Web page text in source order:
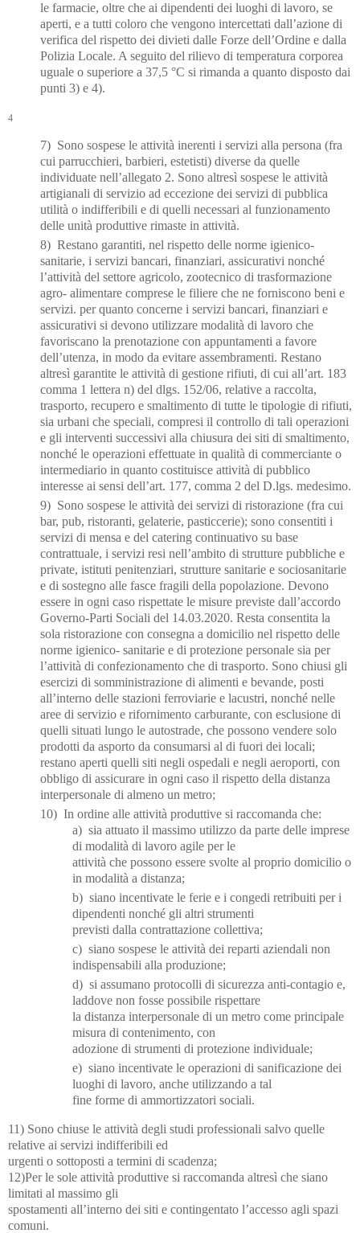
le farmacie, oltre che ai dipendenti dei luoghi di lavoro, se
aperti, e a tutti coloro che vengono intercettati dall’azione di
verifica del rispetto dei divieti dalle Forze dell’Ordine e dalla
Polizia Locale. A seguito del rilievo di temperatura corporea
uguale o superiore a 37,5 °C si rimanda a quanto disposto dai
punti 3) e 4).
4
7) Sono sospese le attività inerenti i servizi alla persona (fra
cui parrucchieri, barbieri, estetisti) diverse da quelle
individuate nell’allegato 2. Sono altresì sospese le attività
artigianali di servizio ad eccezione dei servizi di pubblica
utilità o indifferibili e di quelli necessari al funzionamento
delle unità produttive rimaste in attività.
8) Restano garantiti, nel rispetto delle norme igienico-
sanitarie, i servizi bancari, finanziari, assicurativi nonché
l’attività del settore agricolo, zootecnico di trasformazione
agro- alimentare comprese le filiere che ne forniscono beni e
servizi. per quanto concerne i servizi bancari, finanziari e
assicurativi si devono utilizzare modalità di lavoro che
favoriscano la prenotazione con appuntamenti a favore
dell’utenza, in modo da evitare assembramenti. Restano
altresì garantite le attività di gestione rifiuti, di cui all’art. 183
comma 1 lettera n) del dlgs. 152/06, relative a raccolta,
trasporto, recupero e smaltimento di tutte le tipologie di rifiuti,
sia urbani che speciali, compresi il controllo di tali operazioni
e gli interventi successivi alla chiusura dei siti di smaltimento,
nonché le operazioni effettuate in qualità di commerciante o
intermediario in quanto costituisce attività di pubblico
interesse ai sensi dell’art. 177, comma 2 del D.lgs. medesimo.
9) Sono sospese le attività dei servizi di ristorazione (fra cui
bar, pub, ristoranti, gelaterie, pasticcerie); sono consentiti i
servizi di mensa e del catering continuativo su base
contrattuale, i servizi resi nell’ambito di strutture pubbliche e
private, istituti penitenziari, strutture sanitarie e sociosanitarie
e di sostegno alle fasce fragili della popolazione. Devono
essere in ogni caso rispettate le misure previste dall’accordo
Governo-Parti Sociali del 14.03.2020. Resta consentita la
sola ristorazione con consegna a domicilio nel rispetto delle
norme igienico- sanitarie e di protezione personale sia per
l’attività di confezionamento che di trasporto. Sono chiusi gli
esercizi di somministrazione di alimenti e bevande, posti
all’interno delle stazioni ferroviarie e lacustri, nonché nelle
aree di servizio e rifornimento carburante, con esclusione di
quelli situati lungo le autostrade, che possono vendere solo
prodotti da asporto da consumarsi al di fuori dei locali;
restano aperti quelli siti negli ospedali e negli aeroporti, con
obbligo di assicurare in ogni caso il rispetto della distanza
interpersonale di almeno un metro;
10) In ordine alle attività produttive si raccomanda che:
a) sia attuato il massimo utilizzo da parte delle imprese
di modalità di lavoro agile per le
attività che possono essere svolte al proprio domicilio o
in modalità a distanza;
b) siano incentivate le ferie e i congedi retribuiti per i
dipendenti nonché gli altri strumenti
previsti dalla contrattazione collettiva;
c) siano sospese le attività dei reparti aziendali non
indispensabili alla produzione;
d) si assumano protocolli di sicurezza anti-contagio e,
laddove non fosse possibile rispettare
la distanza interpersonale di un metro come principale
misura di contenimento, con
adozione di strumenti di protezione individuale;
e) siano incentivate le operazioni di sanificazione dei
luoghi di lavoro, anche utilizzando a tal
fine forme di ammortizzatori sociali.
11) Sono chiuse le attività degli studi professionali salvo quelle
relative ai servizi indifferibili ed
urgenti o sottoposti a termini di scadenza;
12)Per le sole attività produttive si raccomanda altresì che siano
limitati al massimo gli
spostamenti all’interno dei siti e contingentato l’accesso agli spazi
comuni.